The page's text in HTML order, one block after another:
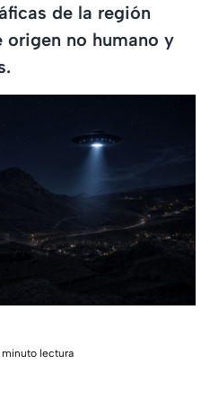
de la región
no humano y
minuto lectura